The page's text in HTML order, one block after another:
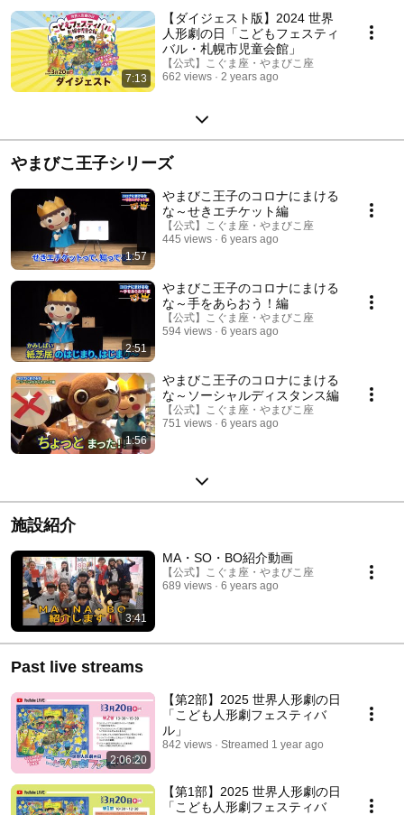
7:13
【ダイジェスト版】2024 世界
人形劇の日「こどもフェスティ
バル・札幌市児童会館」
【公式】こぐま座・やまびこ座
662 views
2 years ago
やまびこ王子シリーズ
1:57
やまびこ王子のコロナにまける
な～せきエチケット編
【公式】こぐま座・やまびこ座
445 views
6 years ago
2:51
やまびこ王子のコロナにまける
な～手をあらおう！編
【公式】こぐま座・やまびこ座
594 views
6 years ago
1:56
やまびこ王子のコロナにまける
な～ソーシャルディスタンス編
【公式】こぐま座・やまびこ座
751 views
6 years ago
施設紹介
3:41
MA・SO・BO紹介動画
【公式】こぐま座・やまびこ座
689 views
6 years ago
Past live streams
2:06:20
【第2部】2025 世界人形劇の日
「こども人形劇フェスティバ
ル」
842 views Streamed 1 year ago
【第1部】2025 世界人形劇の日
「こども人形劇フェスティバ